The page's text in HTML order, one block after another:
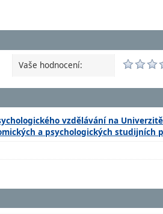
Vaše hodnocení:
vzdělávání na
a psychologických studijních